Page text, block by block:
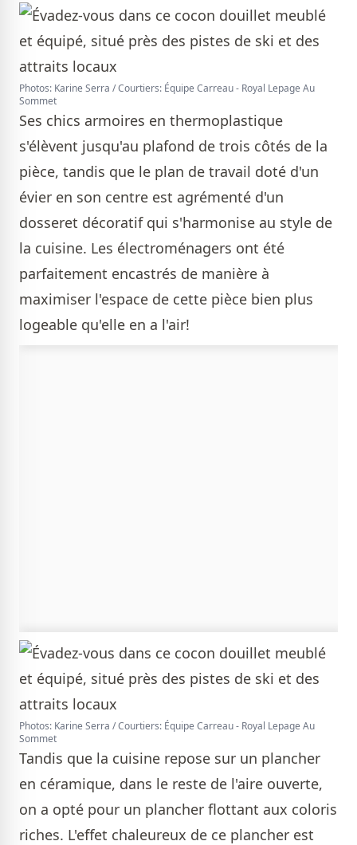
Photos: Karine Serra / Courtiers: Équipe Carreau - Royal Lepage Au
Sommet
Ses chics armoires en thermoplastique
s'élèvent jusqu'au plafond de trois côtés de la
pièce, tandis que le plan de travail doté d'un
évier en son centre est agrémenté d'un
dosseret décoratif qui s'harmonise au style de
la cuisine. Les électroménagers ont été
parfaitement encastrés de manière à
maximiser l'espace de cette pièce bien plus
logeable qu'elle en a l'air!
Photos: Karine Serra / Courtiers: Équipe Carreau - Royal Lepage Au
Sommet
Tandis que la cuisine repose sur un plancher
en céramique, dans le reste de l'aire ouverte,
on a opté pour un plancher flottant aux coloris
riches. L'effet chaleureux de ce plancher est